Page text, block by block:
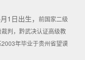
1日出生， 前国家二级
判， 黔武决认证高级教
2003年毕业于贵州省望谟